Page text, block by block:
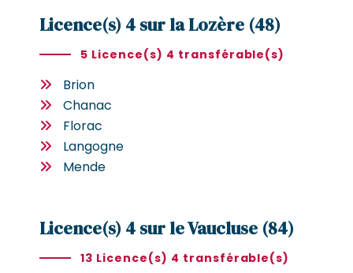
Licence(s) 4 sur la Lozère (48)
5 Licence(s) 4 transférable(s)
Brion
Chanac
Florac
Langogne
Mende
Licence(s) 4 sur le Vaucluse (84)
13 Licence(s) 4 transférable(s)